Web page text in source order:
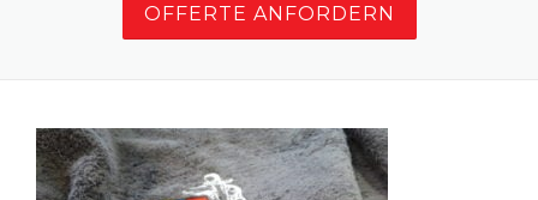
OFFERTE ANFORDERN